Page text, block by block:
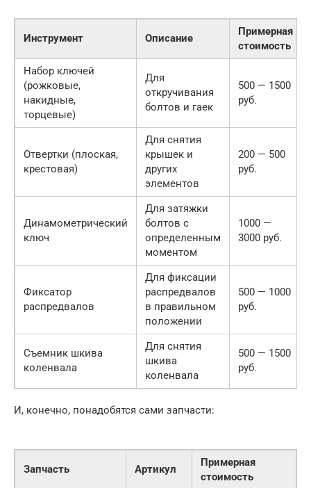
Инструмент Описание
Примерная
стоимость
Набор ключей
(рожковые,
накидные,
торцевые)
Для
откручивания
болтов и гаек
500 — 1500
руб.
Отвертки (плоская,
крестовая)
Для снятия
крышек и
других
элементов
200 — 500
руб.
Динамометрический
ключ
Для затяжки
болтов с
определенным
моментом
1000 —
3000 руб.
Фиксатор
распредвалов
Для фиксации
распредвалов
в правильном
положении
500 — 1000
руб.
Съемник шкива
коленвала
Для снятия
шкива
коленвала
500 — 1500
руб.
И, конечно, понадобятся сами запчасти:
Запчасть Артикул
Примерная
стоимость